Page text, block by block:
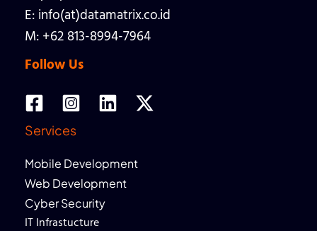
E: info(at)datamatrix.co.id
M: +62 813-8994-7964
Follow Us
Services
Mobile Development
Web Development
Cyber Security
IT Infrastucture